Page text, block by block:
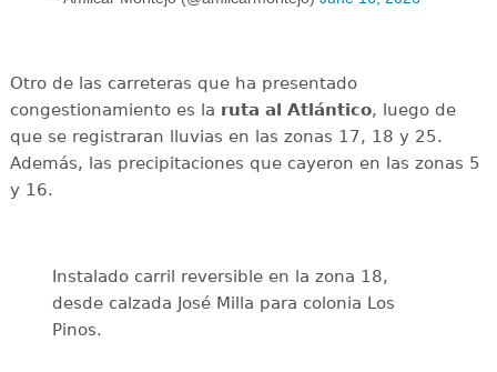
Otro de las carreteras que ha presentado
congestionamiento es la ruta al Atlántico, luego de
que se registraran lluvias en las zonas 17, 18 y 25.
Además, las precipitaciones que cayeron en las zonas 5
y 16.
Instalado carril reversible en la zona 18,
desde calzada José Milla para colonia Los
Pinos.